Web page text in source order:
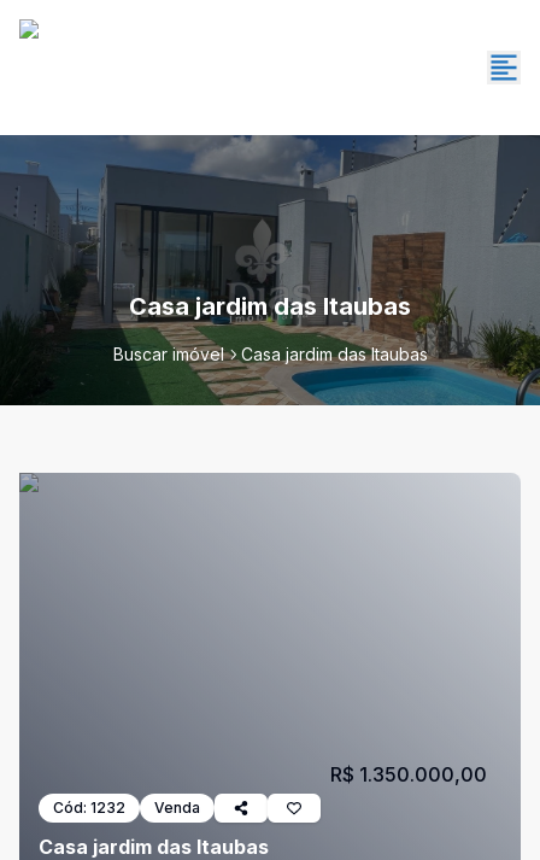
Casa jardim das Itaubas
Buscar imóvel Casa jardim das Itaubas
Cód: 1232 Venda
Casa jardim das Itaubas
R$ 1.350.000,00